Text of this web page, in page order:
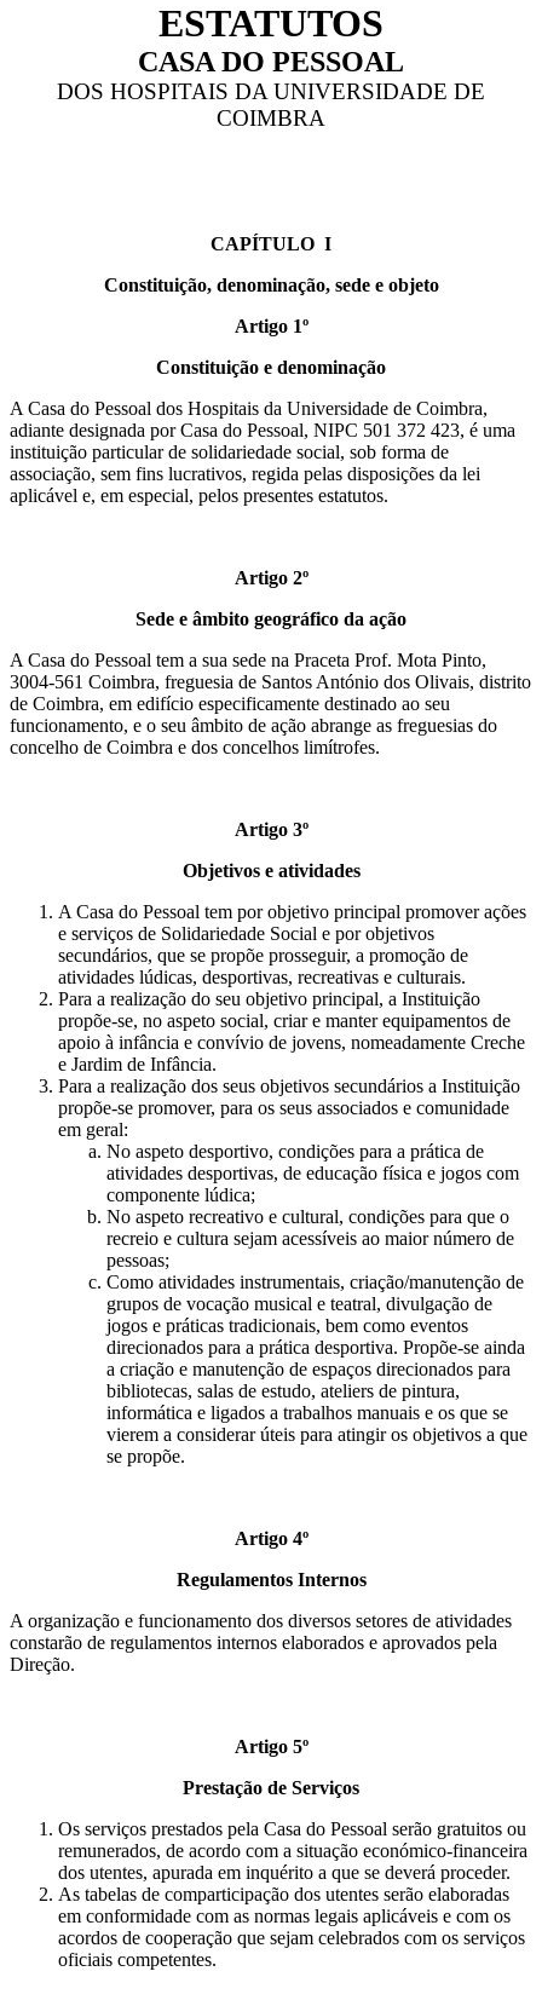
ESTATUTOS
CASA DO PESSOAL
DOS HOSPITAIS DA UNIVERSIDADE DE
COIMBRA
CAPÍTULO I
Constituição, denominação, sede e objeto
Artigo 1º
Constituição e denominação
A Casa do Pessoal dos Hospitais da Universidade de Coimbra,
adiante designada por Casa do Pessoal, NIPC 501 372 423, é uma
instituição particular de solidariedade social, sob forma de
associação, sem fins lucrativos, regida pelas disposições da lei
aplicável e, em especial, pelos presentes estatutos.
Artigo 2º
Sede e âmbito geográfico da ação
A Casa do Pessoal tem a sua sede na Praceta Prof. Mota Pinto,
3004-561 Coimbra, freguesia de Santos António dos Olivais, distrito
de Coimbra, em edifício especificamente destinado ao seu
funcionamento, e o seu âmbito de ação abrange as freguesias do
concelho de Coimbra e dos concelhos limítrofes.
Artigo 3º
Objetivos e atividades
A Casa do Pessoal tem por objetivo principal promover ações
e serviços de Solidariedade Social e por objetivos
secundários, que se propõe prosseguir, a promoção de
atividades lúdicas, desportivas, recreativas e culturais.
Para a realização do seu objetivo principal, a Instituição
propõe-se, no aspeto social, criar e manter equipamentos de
apoio à infância e convívio de jovens, nomeadamente Creche
e Jardim de Infância.
Para a realização dos seus objetivos secundários a Instituição
propõe-se promover, para os seus associados e comunidade
em geral:
No aspeto desportivo, condições para a prática de
atividades desportivas, de educação física e jogos com
componente lúdica;
No aspeto recreativo e cultural, condições para que o
recreio e cultura sejam acessíveis ao maior número de
pessoas;
Como atividades instrumentais, criação/manutenção de
grupos de vocação musical e teatral, divulgação de
jogos e práticas tradicionais, bem como eventos
direcionados para a prática desportiva. Propõe-se ainda
a criação e manutenção de espaços direcionados para
bibliotecas, salas de estudo, ateliers de pintura,
informática e ligados a trabalhos manuais e os que se
vierem a considerar úteis para atingir os objetivos a que
se propõe.
Artigo 4º
Regulamentos Internos
A organização e funcionamento dos diversos setores de atividades
constarão de regulamentos internos elaborados e aprovados pela
Direção.
Artigo 5º
Prestação de Serviços
Os serviços prestados pela Casa do Pessoal serão gratuitos ou
remunerados, de acordo com a situação económico-financeira
dos utentes, apurada em inquérito a que se deverá proceder.
As tabelas de comparticipação dos utentes serão elaboradas
em conformidade com as normas legais aplicáveis e com os
acordos de cooperação que sejam celebrados com os serviços
oficiais competentes.